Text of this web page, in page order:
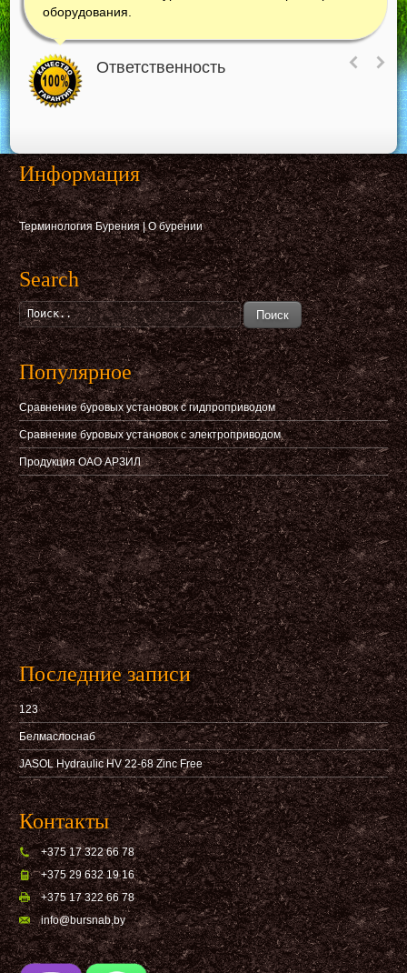
оборудования.
Ответственность
Информация
Терминология Бурения|О бурении
Search
Поиск
Популярное
Сравнение буровых установок с гидпроприводом
Сравнение буровых установок с электроприводом
Продукция ОАО АРЗИЛ
Последние записи
123
Белмаслоснаб
JASOL Hydraulic HV 22-68 Zinc Free
Контакты
+375 17 322 66 78
+375 29 632 19 16
+375 17 322 66 78
info@bursnab,by